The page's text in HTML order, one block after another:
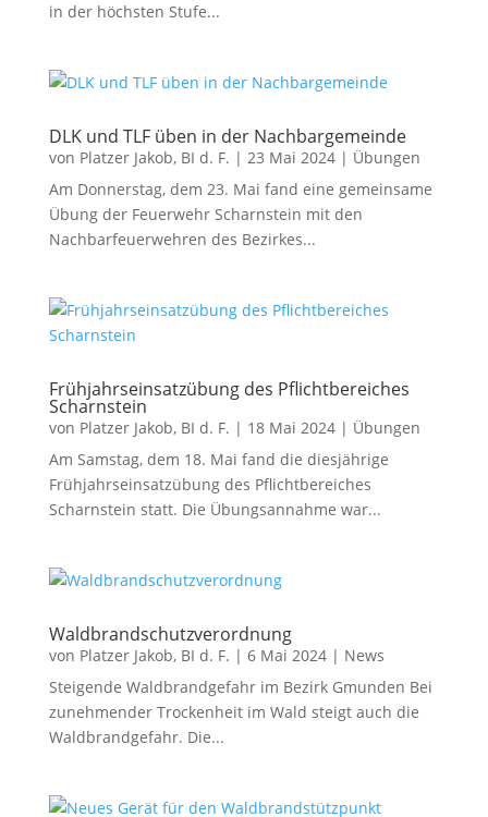
in der höchsten Stufe...
DLK und TLF üben in der Nachbargemeinde
von Platzer Jakob, BI d. F. | 23 Mai 2024| Übungen
Am Donnerstag, dem 23. Mai fand eine gemeinsame
Übung der Feuerwehr Scharnstein mit den
Nachbarfeuerwehren des Bezirkes...
Frühjahrseinsatzübung des Pflichtbereiches
Scharnstein
von Platzer Jakob, BI d. F. | 18 Mai 2024| Übungen
Am Samstag, dem 18. Mai fand die diesjährige
Frühjahrseinsatzübung des Pflichtbereiches
Scharnstein statt. Die Übungsannahme war...
Waldbrandschutzverordnung
von Platzer Jakob, BI d. F. | 6 Mai 2024| News
Steigende Waldbrandgefahr im Bezirk Gmunden Bei
zunehmender Trockenheit im Wald steigt auch die
Waldbrandgefahr. Die...